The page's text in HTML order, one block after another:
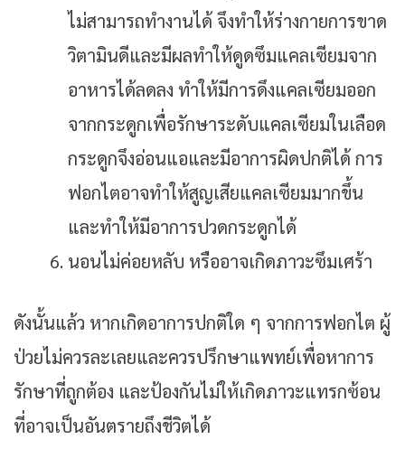
ไม่สามารถทำงานได้ จึงทำให้ร่างกายการขาด
วิตามินดีและมีผลทำให้ดูดซึมแคลเซียมจาก
อาหารได้ลดลง ทำให้มีการดึงแคลเซียมออก
จากกระดูกเพื่อรักษาระดับแคลเซียมในเลือด
กระดูกจึงอ่อนแอและมีอาการผิดปกติได้ การ
ฟอกไตอาจทำให้สูญเสียแคลเซียมมากขึ้น
และทำให้มีอาการปวดกระดูกได้
นอนไม่ค่อยหลับ หรืออาจเกิดภาวะซึมเศร้า
ดังนั้นแล้ว หากเกิดอาการปกติใด ๆ จากการฟอกไต ผู้
ป่วยไม่ควรละเลยและควรปรึกษาแพทย์เพื่อหาการ
รักษาที่ถูกต้อง และป้องกันไม่ให้เกิดภาวะแทรกซ้อน
ที่อาจเป็นอันตรายถึงชีวิตได้